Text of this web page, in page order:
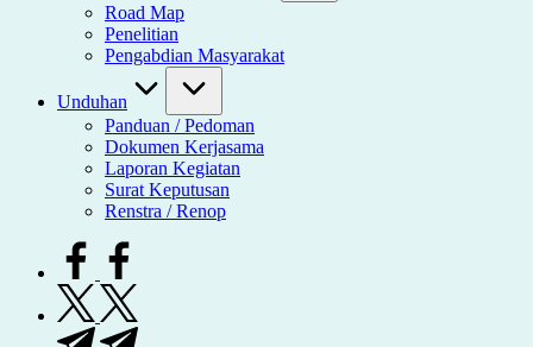
Road Map
Penelitian
Pengabdian Masyarakat
Unduhan
Panduan / Pedoman
Dokumen Kerjasama
Laporan Kegiatan
Surat Keputusan
Renstra / Renop
facebook.com
twitter.com
t.me